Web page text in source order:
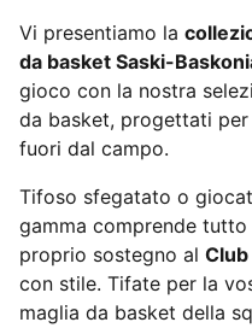
Vi presentiamo la
da basket Saski-
gioco con la nostra
da basket, progettati
fuori dal campo.
Tifoso sfegatato o
gamma comprende
proprio sostegno al
con stile. Tifate per la
maglia da basket della